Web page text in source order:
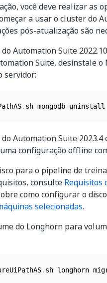
você deve realizar as
a usar o cluster do
pós-atualização são
Automation Suite
Suite, desinstale
servidor:
. sh mongodb uninstall
Automation Suite
configuração offline
para o pipeline de
consulte Requisitos
como configurar o
selecionadas.
do Longhorn para
. sh longhorn